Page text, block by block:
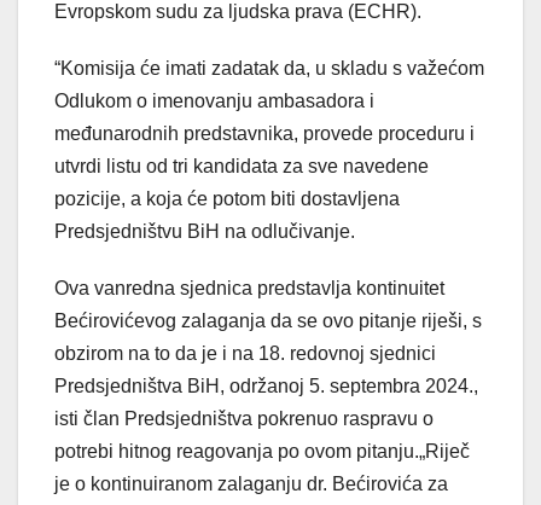
Evropskom sudu za ljudska prava (ECHR).
“Komisija će imati zadatak da, u skladu s važećom
Odlukom o imenovanju ambasadora i
međunarodnih predstavnika, provede proceduru i
utvrdi listu od tri kandidata za sve navedene
pozicije, a koja će potom biti dostavljena
Predsjedništvu BiH na odlučivanje.
Ova vanredna sjednica predstavlja kontinuitet
Bećirovićevog zalaganja da se ovo pitanje riješi, s
obzirom na to da je i na 18. redovnoj sjednici
Predsjedništva BiH, održanoj 5. septembra 2024.,
isti član Predsjedništva pokrenuo raspravu o
potrebi hitnog reagovanja po ovom pitanju.„Riječ
je o kontinuiranom zalaganju dr. Bećirovića za